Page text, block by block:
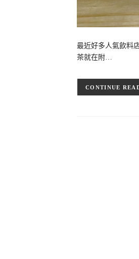
最近好多人氣飲料
茶就在附…
CONTINUE